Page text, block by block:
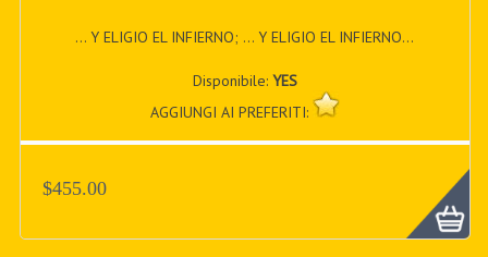
... Y ELIGIO EL INFIERNO; ... Y ELIGIO EL INFIERNO...
Disponibile: YES
AGGIUNGI AI PREFERITI:
$455.00